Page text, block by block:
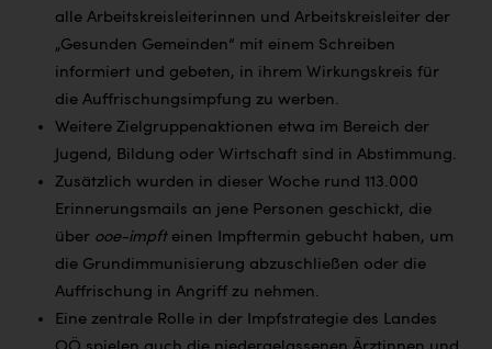
alle Arbeitskreisleiterinnen und Arbeitskreisleiter der
„Gesunden Gemeinden“ mit einem Schreiben
informiert und gebeten, in ihrem Wirkungskreis für
die Auffrischungsimpfung zu werben.
Weitere Zielgruppenaktionen etwa im Bereich der
Jugend, Bildung oder Wirtschaft sind in Abstimmung.
Zusätzlich wurden in dieser Woche rund 113.000
Erinnerungsmails an jene Personen geschickt, die
über ooe-impft einen Impftermin gebucht haben, um
die Grundimmunisierung abzuschließen oder die
Auffrischung in Angriff zu nehmen.
Eine zentrale Rolle in der Impfstrategie des Landes